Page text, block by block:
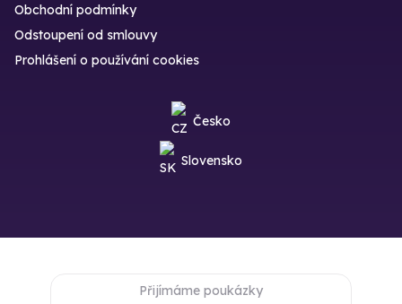
Obchodní podmínky
Odstoupení od smlouvy
Prohlášení o používání cookies
Česko
Slovensko
Přijímáme poukázky